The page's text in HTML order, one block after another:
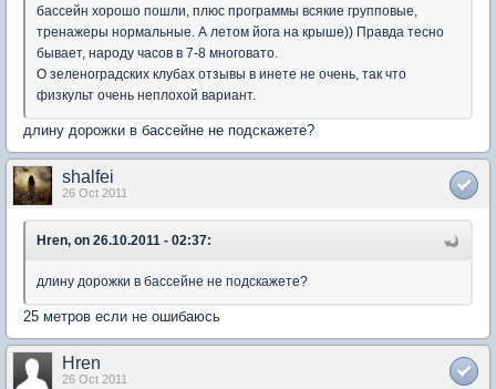
бассейн хорошо пошли, плюс программы всякие групповые,
тренажеры нормальные. А летом йога на крыше)) Правда тесно
бывает, народу часов в 7-8 многовато.
О зеленоградских клубах отзывы в инете не очень, так что
физкульт очень неплохой вариант.
длину дорожки в бассейне не подскажете?
shalfei
26 Oct 2011
Hren, on 26.10.2011 - 02:37:
длину дорожки в бассейне не подскажете?
25 метров если не ошибаюсь
Hren
26 Oct 2011